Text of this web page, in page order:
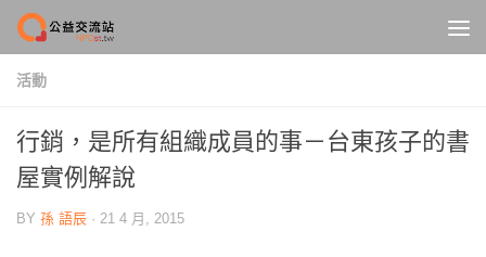
Skip to content
活動
行銷，是所有組織成員的事－台東孩子的書
屋實例解說
BY 孫 語辰 · 21 4 月, 2015